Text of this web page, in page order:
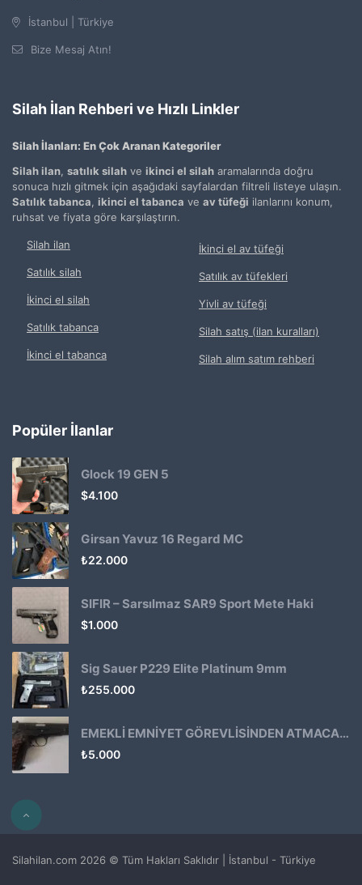
İstanbul | Türkiye
Bize Mesaj Atın!
Silah İlan Rehberi ve Hızlı Linkler
Silah İlanları: En Çok Aranan Kategoriler
Silah ilan satılık silah ve ikinci el silah aramalarında doğru
sonuca hızlı gitmek için aşağıdaki sayfalardan filtreli listeye ulaşın.
Satılık tabanca ikinci el tabanca ve av tüfeği ilanlarını konum,
ruhsat ve fiyata göre karşılaştırın.
Silah ilan
Satılık silah
İkinci el silah
Satılık tabanca
İkinci el tabanca
İkinci el av tüfeği
Satılık av tüfekleri
Yivli av tüfeği
Silah satış (ilan kuralları)
Silah alım satım rehberi
Popüler İlanlar
Glock 19 GEN 5
$4.100
Girsan Yavuz 16 Regard MC
₺22.000
SIFIR – Sarsılmaz SAR9 Sport Mete Haki
$1.000
Sig Sauer P229 Elite Platinum 9mm
₺255.000
EMEKLİ EMNİYET GÖREVLİSİNDEN ATMACA 53 KLASİK14
₺5.000
Silahilan.com 2026 © Tüm Hakları Saklıdır | İstanbul - Türkiye